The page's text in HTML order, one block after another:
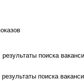
поиска
поиска